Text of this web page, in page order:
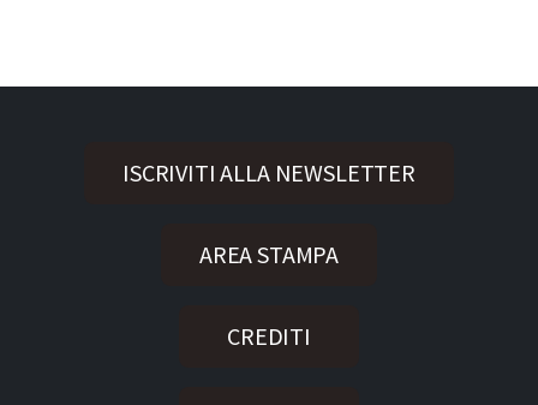
ISCRIVITI ALLA NEWSLETTER
AREA STAMPA
CREDITI